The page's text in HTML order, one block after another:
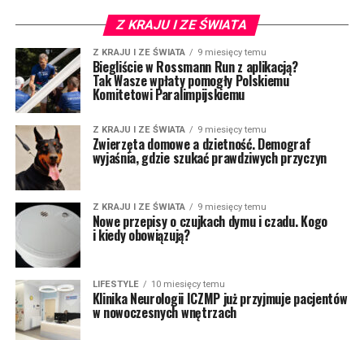
Z KRAJU I ZE ŚWIATA
Z KRAJU I ZE ŚWIATA 9 miesięcy temu
Biegliście w Rossmann Run z aplikacją?
Tak Wasze wpłaty pomogły Polskiemu
Komitetowi Paralimpijskiemu
Z KRAJU I ZE ŚWIATA 9 miesięcy temu
Zwierzęta domowe a dzietność. Demograf
wyjaśnia, gdzie szukać prawdziwych przyczyn
Z KRAJU I ZE ŚWIATA 9 miesięcy temu
Nowe przepisy o czujkach dymu i czadu. Kogo
i kiedy obowiązują?
LIFESTYLE 10 miesięcy temu
Klinika Neurologii ICZMP już przyjmuje pacjentów
w nowoczesnych wnętrzach